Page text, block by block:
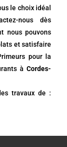
le choix idéal
nous dès
nous pouvons
et satisfaire
pour la
à Cordes-
travaux de :